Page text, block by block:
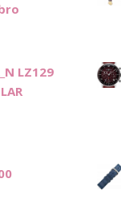
LZ129